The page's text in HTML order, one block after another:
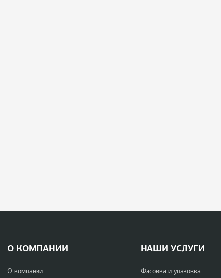
О КОМПАНИИ
О компании
НАШИ УСЛУГИ
Фасовка и упаковка